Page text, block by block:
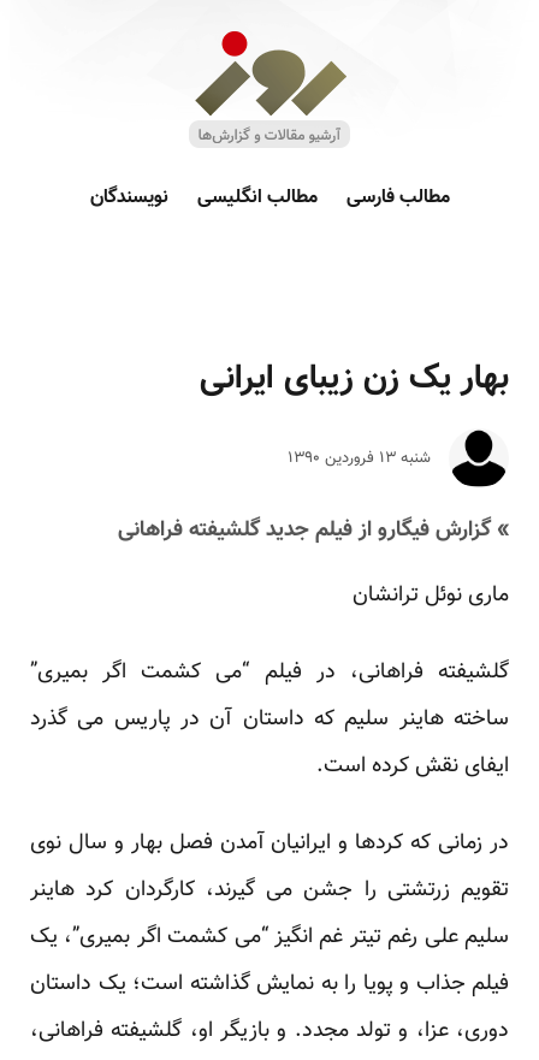
مطالب فارسی مطالب انگلیسی نویسندگان
بهار یک زن زیبای ایرانی
شنبه ۱۳ فروردين ۱۳۹۰
» گزارش فیگارو از فیلم جدید گلشیفته فراهانی
ماری نوئل ترانشان
گلشیفته فراهانی، در فیلم “می کشمت اگر بمیری”
ساخته هاینر سلیم که داستان آن در پاریس می گذرد
ایفای نقش کرده است.
در زمانی که کردها و ایرانیان آمدن فصل بهار و سال نوی
تقویم زرتشتی را جشن می گیرند، کارگردان کرد هاینر
سلیم علی رغم تیتر غم انگیز “می کشمت اگر بمیری”، یک
فیلم جذاب و پویا را به نمایش گذاشته است؛ یک داستان
دوری، عزا، و تولد مجدد. و بازیگر او، گلشیفته فراهانی،